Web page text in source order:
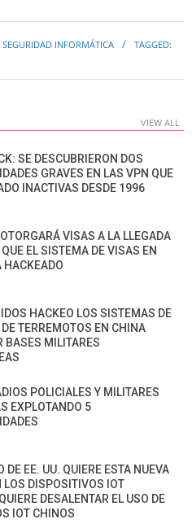
SEGURIDAD INFORMÁTICA
TAGGED:
VIEW ALL
SE DESCUBRIERON DOS
GRAVES EN LAS VPN QUE
INACTIVAS DESDE 1996
VISAS A LA LLEGADA
EL SISTEMA DE VISAS EN
HACKEADO
HACKEO LOS SISTEMAS DE
TERREMOTOS EN CHINA
BASES MILITARES
POLICIALES Y MILITARES
EXPLOTANDO 5
DE EE. UU. QUIERE ESTA NUEVA
LOS DISPOSITIVOS IOT
DESALENTAR EL USO DE
IOT CHINOS